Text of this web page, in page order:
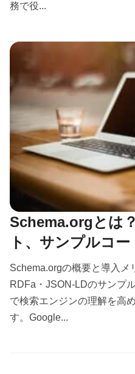
務で役...
Schema.orgとは
ト、サンプルコ
Schema.orgの概要と導入メ
RDFa・JSON-LDのサンプ
で検索エンジンの理解を高
す。Google...